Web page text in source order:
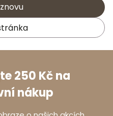
250 Kč na
nákup